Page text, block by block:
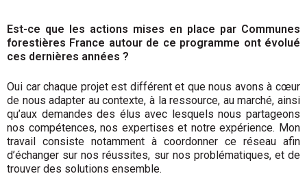
Est-ce que les actions mises en place par Communes
forestières France autour de ce programme ont évolué
ces dernières années ?
Oui car chaque projet est différent et que nous avons à cœur
de nous adapter au contexte, à la ressource, au marché, ainsi
qu’aux demandes des élus avec lesquels nous partageons
nos compétences, nos expertises et notre expérience. Mon
travail consiste notamment à coordonner ce réseau afin
d’échanger sur nos réussites, sur nos problématiques, et de
trouver des solutions ensemble.